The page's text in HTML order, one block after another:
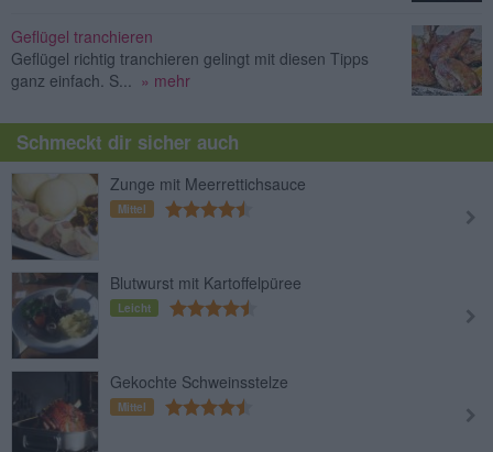
Geflügel tranchieren
Geflügel richtig tranchieren gelingt mit diesen Tipps
ganz einfach. S... » mehr
Schmeckt dir sicher auch
Zunge mit Meerrettichsauce
Mittel
Blutwurst mit Kartoffelpüree
Leicht
Gekochte Schweinsstelze
Mittel